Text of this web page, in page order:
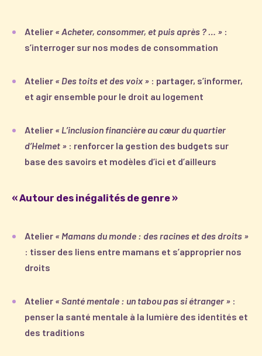
Atelier « Acheter, consommer, et puis après ? … » :
s’interroger sur nos modes de consommation
Atelier « Des toits et des voix » : partager, s’informer,
et agir ensemble pour le droit au logement
Atelier « L’inclusion financière au cœur du quartier
d’Helmet » : renforcer la gestion des budgets sur
base des savoirs et modèles d’ici et d’ailleurs
« Autour des inégalités de genre »
Atelier « Mamans du monde : des racines et des droits »
: tisser des liens entre mamans et s’approprier nos
droits
Atelier « Santé mentale : un tabou pas si étranger » :
penser la santé mentale à la lumière des identités et
des traditions